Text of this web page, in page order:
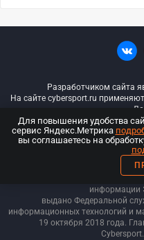
Разработчиком сайта
На сайте cybersport.ru
© ООО
ООО «Киберспорт.ру».
информации
выдано Федеральной
информационных технологий и
19 октября 2018 года.
Для повышения удобства
сервис Яндекс.Метрика
вы соглашаетесь на